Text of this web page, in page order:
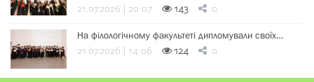
21.07.2026 | 20:07 143 0
На філологічному факультеті дипломували своїх…
21.07.2026 | 14:06 124 0